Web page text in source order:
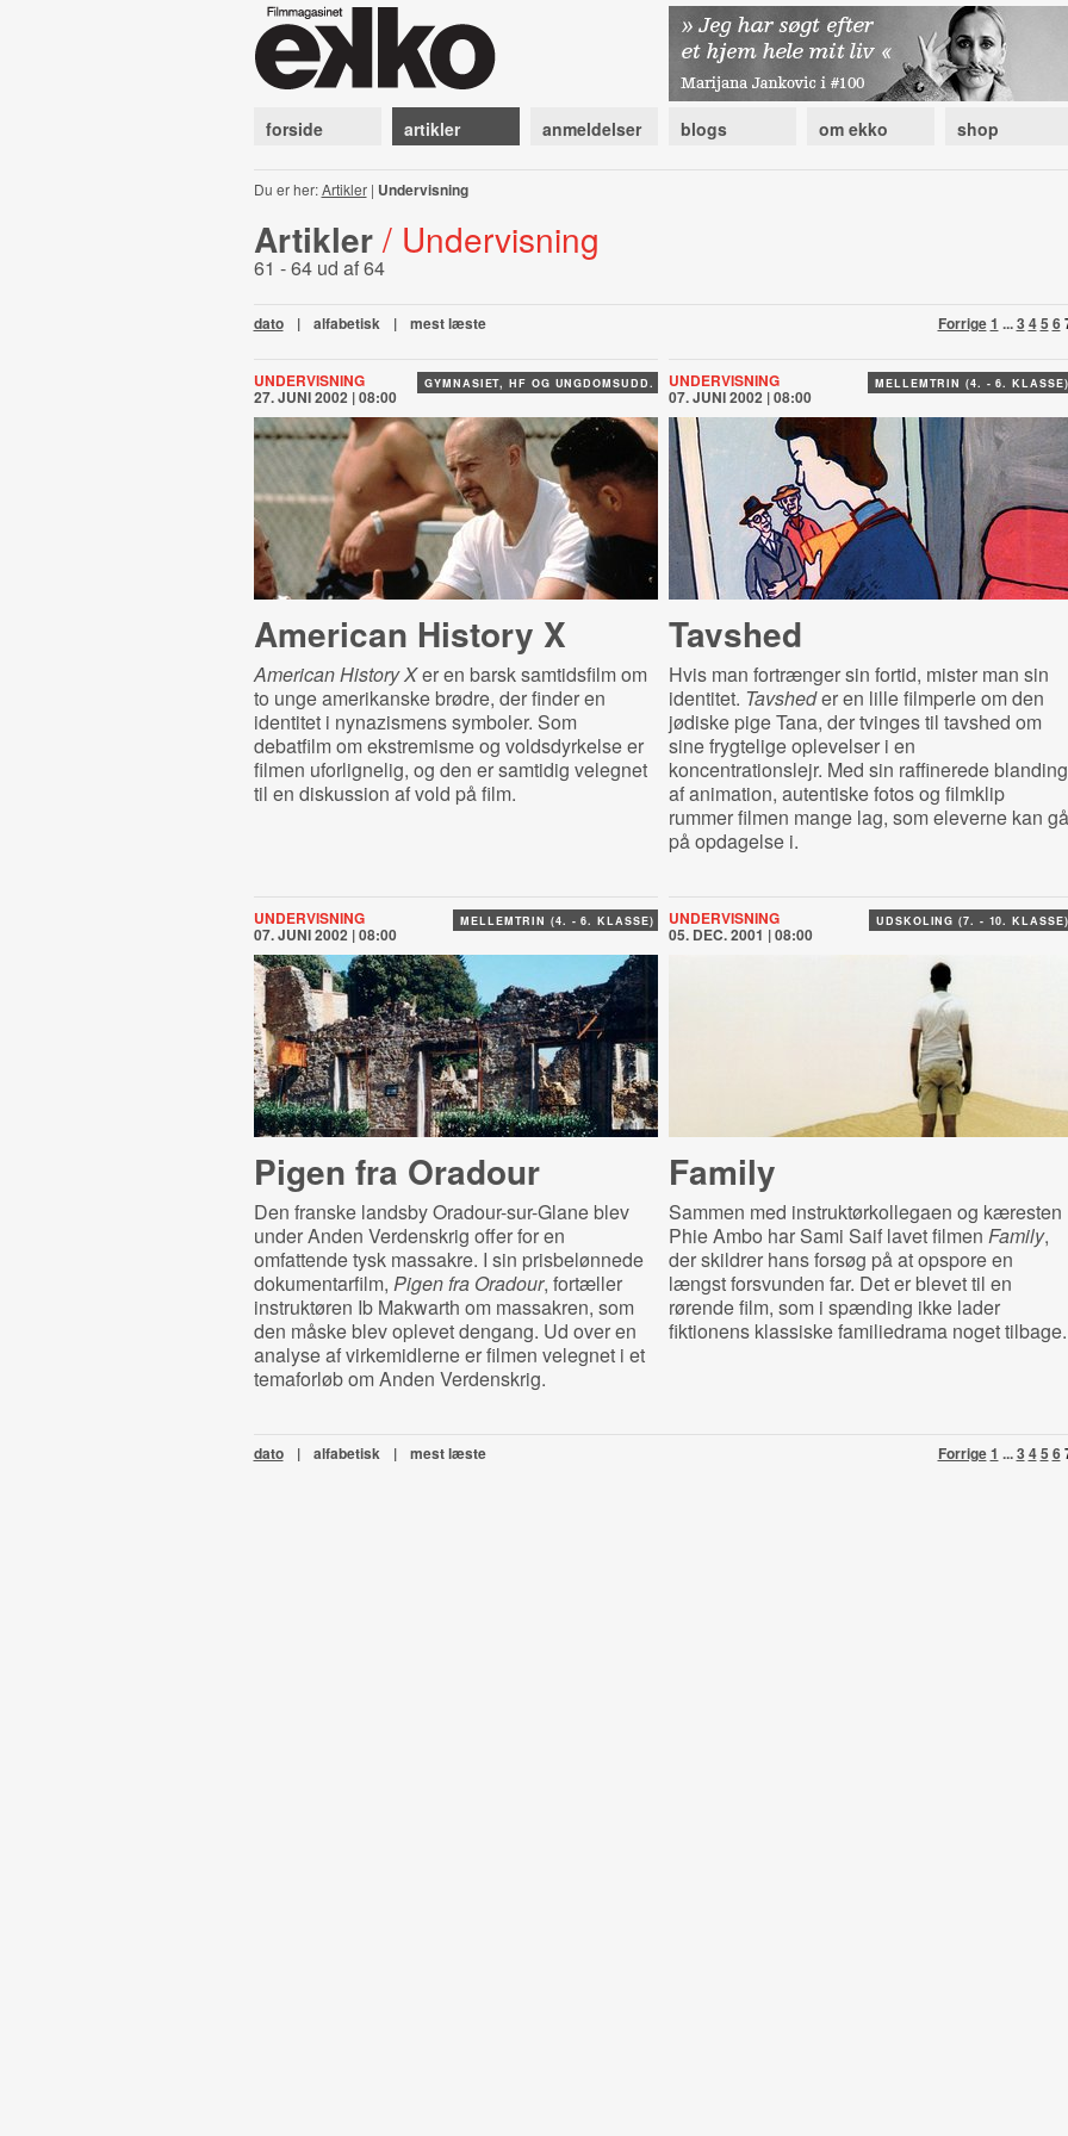
forside artikler anmeldelser blogs om ekko shop
Du er her:Artikler| Undervisning
Artikler / Undervisning
61 - 64 ud af 64
Forrige1 ...3 45 6
dato | alfabetisk | mest læste
GYMNASIET, HF OG UNGDOMSUDD.
UNDERVISNING
27. JUNI 2002 | 08:00
American History X
American History Xer en barsk samtidsfilm om
to unge amerikanske brødre, der finder en
identitet i nynazismens symboler. Som
debatfilm om ekstremisme og voldsdyrkelse er
filmen uforlignelig, og den er samtidig velegnet
til en diskussion af vold på film.
MELLEMTRIN (4. - 6. KLASSE)
UNDERVISNING
07. JUNI 2002 | 08:00
Tavshed
Hvis man fortrænger sin fortid, mister man sin
identitet. Tavsheder en lille filmperle om den
jødiske pige Tana, der tvinges til tavshed om
sine frygtelige oplevelser i en
koncentrationslejr. Med sin raffinerede blanding
af animation, autentiske fotos og filmklip
rummer filmen mange lag, som eleverne kan gå
på opdagelse i.
MELLEMTRIN (4. - 6. KLASSE)
UNDERVISNING
07. JUNI 2002 | 08:00
Pigen fra Oradour
Den franske landsby Oradour-sur-Glane blev
under Anden Verdenskrig offer for en
omfattende tysk massakre. I sin prisbelønnede
dokumentarfilm, Pigen fra Oradour, fortæller
instruktøren Ib Makwarth om massakren, som
den måske blev oplevet dengang. Ud over en
analyse af virkemidlerne er filmen velegnet i et
temaforløb om Anden Verdenskrig.
UDSKOLING (7. - 10. KLASSE)
UNDERVISNING
05. DEC. 2001 | 08:00
Family
Sammen med instruktørkollegaen og kæresten
Phie Ambo har Sami Saif lavet filmen Family,
der skildrer hans forsøg på at opspore en
længst forsvunden far. Det er blevet til en
rørende film, som i spænding ikke lader
fiktionens klassiske familiedrama noget tilbage.
Forrige1 ...3 45 6
dato | alfabetisk | mest læste